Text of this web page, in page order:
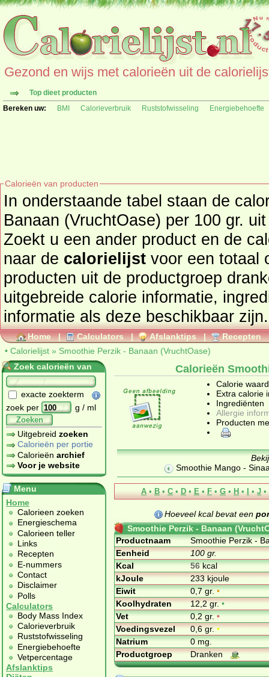
Gezond en wijs met calorieën uit de
Top dieet producten
Bereken uw:
BMI Calorieverbruik Ruststofwisseling Energiebehoefte
Calorieën van producten
In onderstaande tabel staan de
Banaan (VruchtOase) per 100 gr.
Zoekt u een ander product en de
naar de calorielijst voor een totaal
producten uit de productgroep
uitgebreide calorie informatie,
informatie als deze beschikbaar zijn.
Home | Calculators | Afslanktips | Recepten
• Calorielijst » Smoothie Perzik - Banaan (VruchtOase)
Zoek calorieën van
exacte zoekterm
zoek per
g / ml
Zoeken
Uitgebreid zoeken
Calorieën per portie
Calorieën archief
Voor je website
Menu
Home
Calorieen zoeken
Energieschema
Calorieen teller
Links
Recepten
E-nummers
Contact
Disclaimer
Polls
Calculators
Body Mass Index
Calorieverbruik
Ruststofwisseling
Energiebehoefte
Vetpercentage
Afslanktips
Calorieën
Calorie
Extra calorie
Ingrediënten
Allergie
Producten
Smoothie Mango -
A • B • C • D • E • F • G • H • I • J •
Hoeveel kcal bevat een
Smoothie Perzik - Banaan
Productnaam
Smoothie Perzik -
Eenheid
100 gr.
Kcal
56kcal
kJoule
233 kjoule
Eiwit
0,7 gr.•
Koolhydraten
12,2 gr.•
Vet
0,2 gr.•
Voedingsvezel
0,6 gr.•
Natrium
0 mg.
Productgroep
Dranken